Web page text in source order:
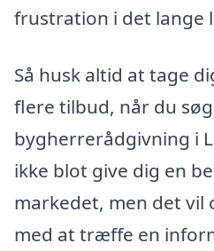
frustration i det lange
Så husk altid at tage
flere tilbud, når du
bygherrerådgivning i
ikke blot give dig en
markedet, men det vil
med at træffe en